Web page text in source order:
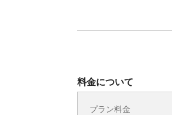
料金について
プラン料金